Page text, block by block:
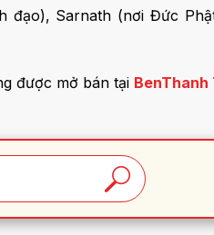
Sarnath (nơi Đức
được mở bán tại